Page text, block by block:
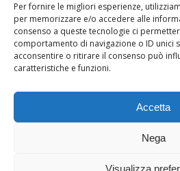
Per fornire le migliori esperienze,
per memorizzare e/o accedere alle
consenso a queste tecnologie ci
comportamento di navigazione o ID unici
acconsentire o ritirare il consenso può
caratteristiche e funzioni.
Accetta
Nega
Visualizza